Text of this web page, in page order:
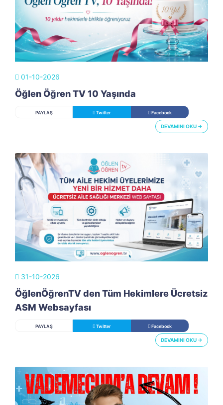
01-10-2026
Öğlen Öğren TV 10 Yaşında
PAYLAŞ Twitter Facebook
DEVAMINI OKU →
31-10-2026
ÖğlenÖğrenTV den Tüm Hekimlere Ücretsiz
ASM Websayfası
PAYLAŞ Twitter Facebook
DEVAMINI OKU →